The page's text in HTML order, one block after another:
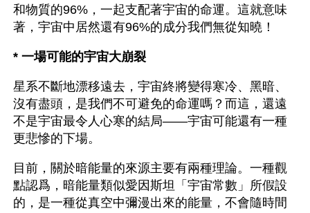
和物質的96%，一起支配著宇宙的命運。這就意味
著，宇宙中居然還有96%的成分我們無從知曉！
* 一場可能的宇宙大崩裂
星系不斷地漂移遠去，宇宙終將變得寒冷、黑暗、
沒有盡頭，是我們不可避免的命運嗎？而這，還遠
不是宇宙最令人心寒的結局——宇宙可能還有一種
更悲慘的下場。
目前，關於暗能量的來源主要有兩種理論。一種觀
點認爲，暗能量類似愛因斯坦「宇宙常數」所假設
的，是一種從真空中彌漫出來的能量，不會隨時間